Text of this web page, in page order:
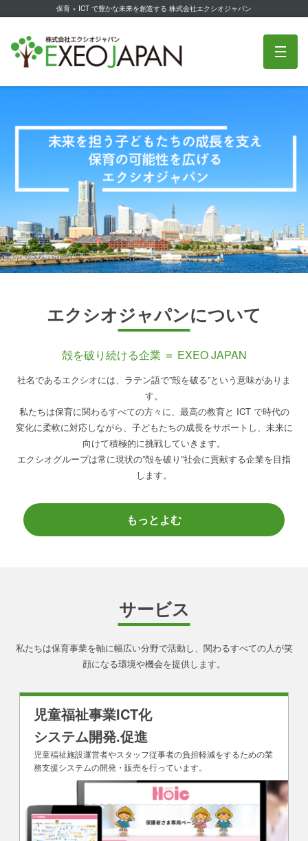
保育 × ICT で豊かな未来を創造する 株式会社エクシオジャパン
株式会社エクシオジャパン
エクシオジャパンについて
殻を破り続ける企業 ＝ EXEO JAPAN
社名であるエクシオには、ラテン語で”殻を破る”という意味がありま
す。
私たちは保育に関わるすべての方々に、最高の教育と ICT で時代の
変化に柔軟に対応しながら、 子どもたちの成長をサポートし、未来に
向けて積極的に挑戦していきます。
エクシオグループは常に現状の”殻を破り”社会に貢献する企業を目指
します。
もっとよむ
サービス
私たちは保育事業を軸に幅広い分野で活動し、関わるすべての人が笑
顔になる環境や機会を提供します。
児童福祉事業ICT化
システム開発.促進
児童福祉施設運営者やスタッフ従事者の負担軽減をするための業
務支援システムの開発・販売を行っています。